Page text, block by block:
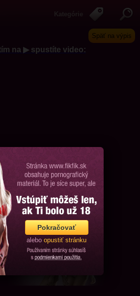
Späť na výpis
na ▶ spustíte video:
ďalšie videá, prosím
Pokračovať
alebo opustiť stránku